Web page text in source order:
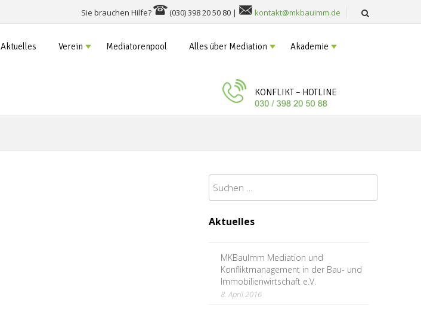
Sie brauchen Hilfe? (030) 398 20 50 80 | kontakt@mkbauimm.de
Aktuelles Verein Mediatorenpool Alles über Mediation Akademie
KONFLIKT – HOTLINE
Suchen
nach:
Aktuelles
MKBauImm Mediation und
Konfliktmanagement in der Bau- und
Immobilienwirtschaft e.V.
8. April 2016